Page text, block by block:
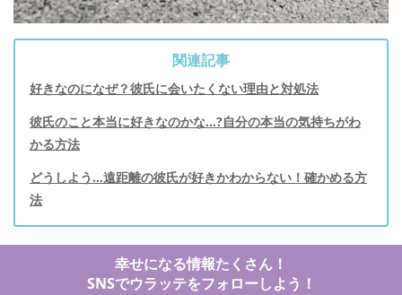
関連記事
好きなのになぜ？彼氏に会いたくない理由と対処法
彼氏のこと本当に好きなのかな...?自分の本当の気持ちがわ
かる方法
どうしよう…遠距離の彼氏が好きかわからない！確かめる方
法
幸せになる情報たくさん！
SNSでウラッテをフォローしよう！